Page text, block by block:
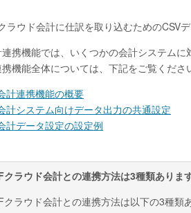
ラウド会計に仕訳を取り込むためのCSV
携機能では、いくつかの会計システム
機能全体については、下記をご覧くださ
計連携機能の概要
計システム向けデータ出力の共通設定
計データ設定の設定例
クラウド会計との連携方法は3種類ありま
クラウド会計との連携方法は以下の3種類